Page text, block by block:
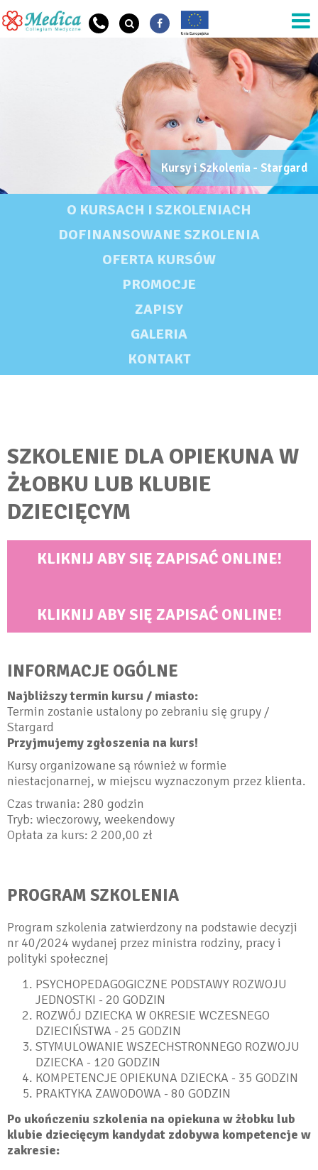
Przejdź do treści
OG Szkoła Nazwa
Kursy i Szkolenia - Stargard
O KURSACH I SZKOLENIACH
DOFINANSOWANE SZKOLENIA
OFERTA KURSÓW
PROMOCJE
ZAPISY
GALERIA
KONTAKT
SZKOLENIE DLA OPIEKUNA W
ŻŁOBKU LUB KLUBIE
DZIECIĘCYM
KLIKNIJ ABY SIĘ ZAPISAĆ ONLINE!
KLIKNIJ ABY SIĘ ZAPISAĆ ONLINE!
INFORMACJE OGÓLNE
Najbliższy termin kursu / miasto:
Termin zostanie ustalony po zebraniu się grupy /
Stargard
Przyjmujemy zgłoszenia na kurs!
Kursy organizowane są również w formie
niestacjonarnej, w miejscu wyznaczonym przez klienta.
Czas trwania: 280 godzin
Tryb: wieczorowy, weekendowy
Opłata za kurs: 2 200,00 zł
PROGRAM SZKOLENIA
Program szkolenia zatwierdzony na podstawie decyzji
nr 40/2024 wydanej przez ministra rodziny, pracy i
polityki społecznej
PSYCHOPEDAGOGICZNE PODSTAWY ROZWOJU
JEDNOSTKI - 20 GODZIN
ROZWÓJ DZIECKA W OKRESIE WCZESNEGO
DZIECIŃSTWA - 25 GODZIN
STYMULOWANIE WSZECHSTRONNEGO ROZWOJU
DZIECKA - 120 GODZIN
KOMPETENCJE OPIEKUNA DZIECKA - 35 GODZIN
PRAKTYKA ZAWODOWA - 80 GODZIN
Po ukończeniu szkolenia na opiekuna w żłobku lub
klubie dziecięcym kandydat zdobywa kompetencje w
zakresie: